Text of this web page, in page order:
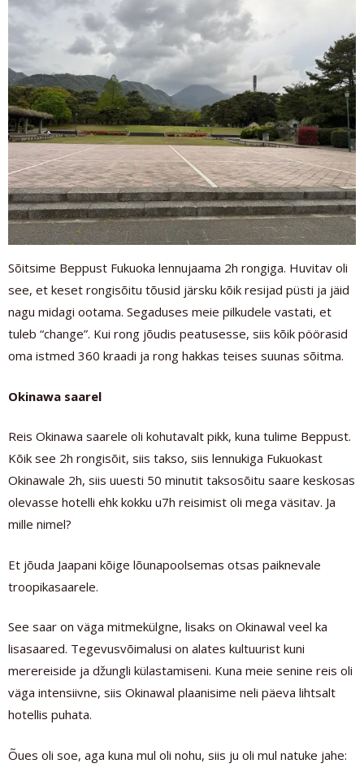
Sõitsime Beppust Fukuoka lennujaama 2h rongiga. Huvitav oli
see, et keset rongisõitu tõusid järsku kõik resijad püsti ja jäid
nagu midagi ootama. Segaduses meie pilkudele vastati, et
tuleb “change”. Kui rong jõudis peatusesse, siis kõik pöörasid
oma istmed 360 kraadi ja rong hakkas teises suunas sõitma.
Okinawa saarel
Reis Okinawa saarele oli kohutavalt pikk, kuna tulime Beppust.
Kõik see 2h rongisõit, siis takso, siis lennukiga Fukuokast
Okinawale 2h, siis uuesti 50 minutit taksosõitu saare keskosas
olevasse hotelli ehk kokku u7h reisimist oli mega väsitav. Ja
mille nimel?
Et jõuda Jaapani kõige lõunapoolsemas otsas paiknevale
troopikasaarele.
See saar on väga mitmekülgne, lisaks on Okinawal veel ka
lisasaared. Tegevusvõimalusi on alates kultuurist kuni
merereiside ja džungli külastamiseni. Kuna meie senine reis oli
väga intensiivne, siis Okinawal plaanisime neli päeva lihtsalt
hotellis puhata.
Õues oli soe, aga kuna mul oli nohu, siis ju oli mul natuke jahe: